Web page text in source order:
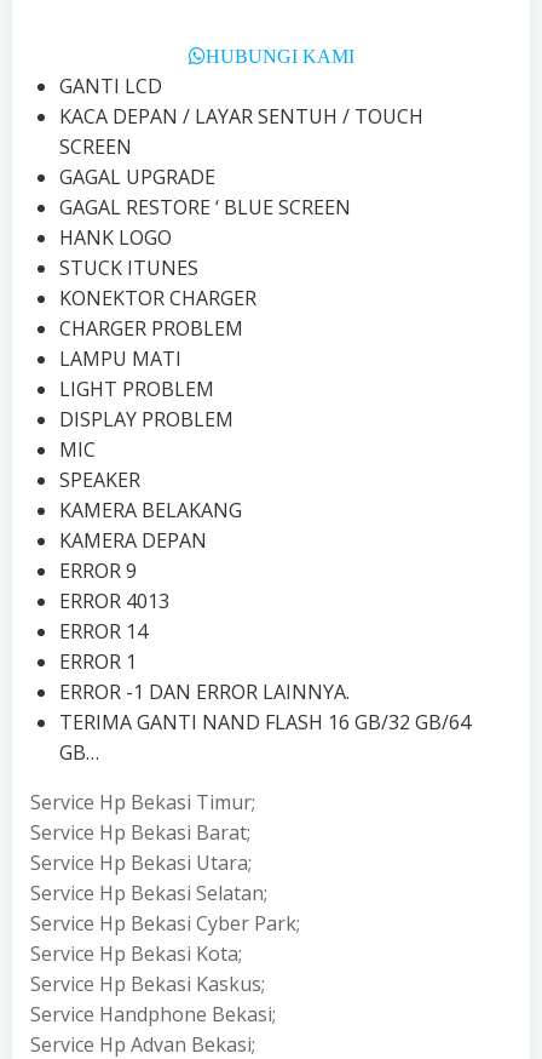
HUBUNGI KAMI
GANTI LCD
KACA DEPAN / LAYAR SENTUH / TOUCH
SCREEN
GAGAL UPGRADE
GAGAL RESTORE ‘ BLUE SCREEN
HANK LOGO
STUCK ITUNES
KONEKTOR CHARGER
CHARGER PROBLEM
LAMPU MATI
LIGHT PROBLEM
DISPLAY PROBLEM
MIC
SPEAKER
KAMERA BELAKANG
KAMERA DEPAN
ERROR 9
ERROR 4013
ERROR 14
ERROR 1
ERROR -1 DAN ERROR LAINNYA.
TERIMA GANTI NAND FLASH 16 GB/32 GB/64
GB…
Service Hp Bekasi Timur;
Service Hp Bekasi Barat;
Service Hp Bekasi Utara;
Service Hp Bekasi Selatan;
Service Hp Bekasi Cyber Park;
Service Hp Bekasi Kota;
Service Hp Bekasi Kaskus;
Service Handphone Bekasi;
Service Hp Advan Bekasi;